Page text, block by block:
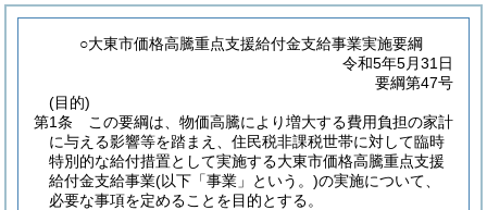
○大東市価格高騰重点支援給付金支給事業実施要綱
令和5年5月31日
要綱第47号
(目的)
第1条
この要綱は、物価高騰により増大する費用負担の家計
に与える影響等を踏まえ、住民税非課税世帯に対して臨時
特別的な給付措置として実施する大東市価格高騰重点支援
給付金支給事業(以下「事業」という。)の実施について、
必要な事項を定めることを目的とする。